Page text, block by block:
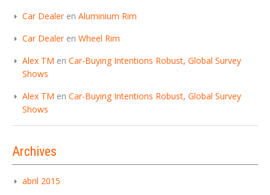
Car Dealeren Aluminium Rim
Car Dealeren Wheel Rim
Alex TM en Car-Buying Intentions Robust, Global Survey
Shows
Alex TM en Car-Buying Intentions Robust, Global Survey
Shows
Archives
abril 2015